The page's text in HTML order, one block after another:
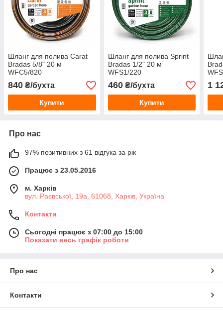
Шланг для полива Carat
Bradas 5/8" 20 м
WFC5/820
840 ₴/бухта
Купити
Шланг для полива Sprint
Bradas 1/2" 20 м
WFS1/220
460₴/бухта
Купити
1
Про нас
97% позитивних з 61 відгука за рік
Працює з 23.05.2016
м. Харків
вул. Раєвської, 19а, 61068, Харків, Україна
Контакти
Сьогодні працює з 07:00 до 15:00
Показати весь графік роботи
Про нас
Контакти